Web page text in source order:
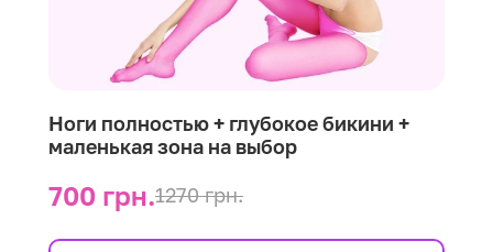
Ноги полностью + глубокое бикини +
маленькая зона на выбор
700 грн.1270 грн.